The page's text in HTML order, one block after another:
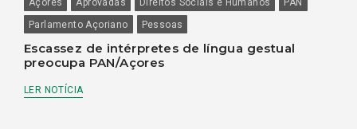
Parlamento Açoriano
Pessoas
Escassez de intérpretes de língua gestual
preocupa PAN/Açores
LER NOTÍCIA